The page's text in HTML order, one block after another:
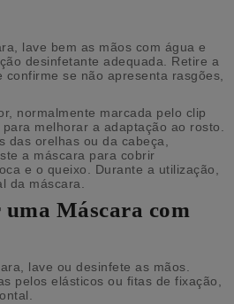
lave bem as mãos com água e
desinfetante adequada. Retire a
confirme se não apresenta rasgões,
normalmente marcada pelo clip
melhorar a adaptação ao rosto.
das orelhas ou da cabeça,
a máscara para cobrir
e o queixo. Durante a utilização,
da máscara.
Máscara com
lave ou desinfete as mãos.
pelos elásticos ou fitas de fixação,